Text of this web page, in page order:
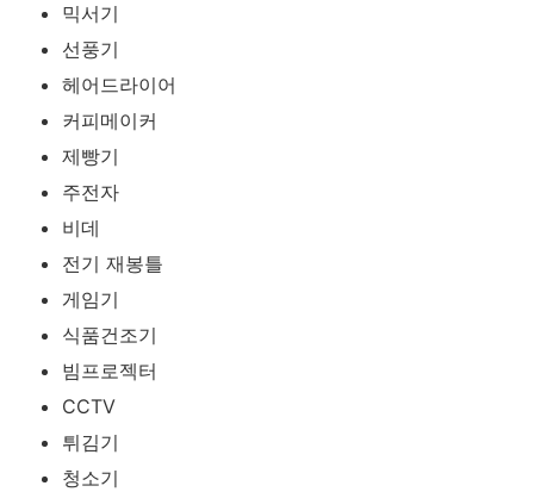
믹서기
선풍기
헤어드라이어
커피메이커
제빵기
주전자
비데
전기 재봉틀
게임기
식품건조기
빔프로젝터
CCTV
튀김기
청소기